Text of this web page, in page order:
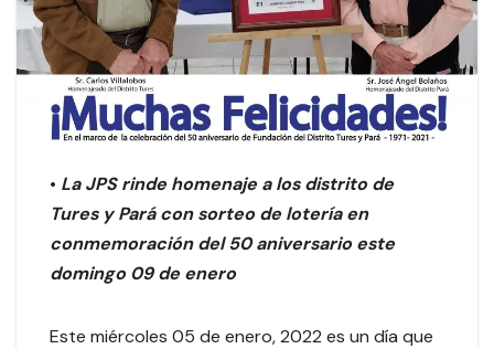
• La JPS rinde homenaje a los distrito de
Tures y Pará con sorteo de lotería en
conmemoración del 50 aniversario este
domingo 09 de enero
Este miércoles 05 de enero, 2022 es un día que